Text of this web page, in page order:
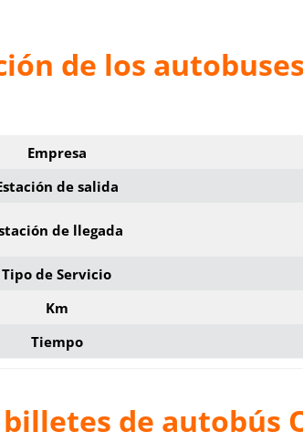
de los
Empresa
de salida
de llegada
Tipo de Servicio
Km
Tiempo
de autobús